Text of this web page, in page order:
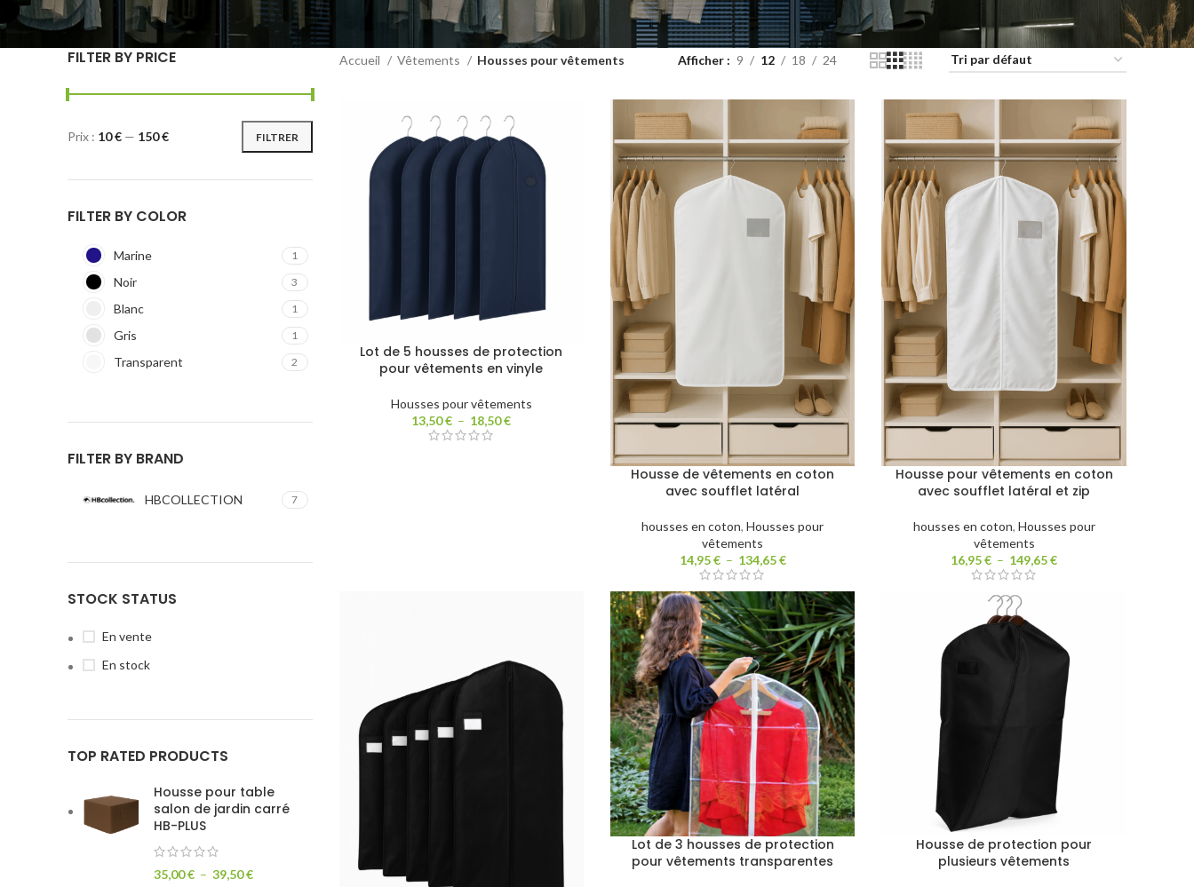
FILTER BY PRICE
FILTRER
Prix : 10 € — 150 €
FILTER BY COLOR
Marine 1
Noir 3
Blanc 1
Gris 1
Transparent 2
FILTER BY BRAND
HBCOLLECTION 7
STOCK STATUS
En vente
En stock
TOP RATED PRODUCTS
Housse pour table
salon de jardin carré
HB-PLUS
35,00€ – 39,50€
Accueil Vêtements Housses pour vêtements Afficher 9 12 18 24
Lot de 5 housses de protection
pour vêtements en vinyle
Housses pour vêtements
13,50€ – 18,50€
Housse de vêtements en coton
avec soufflet latéral
housses en coton,Housses pour
vêtements
14,95€ – 134,65€
Housse pour vêtements en coton
avec soufflet latéral et zip
housses en coton, Housses pour
vêtements
16,95€ – 149,65€
Lot de 3 housses de protection
pour vêtements transparentes
Housse de protection pour
plusieurs vêtements